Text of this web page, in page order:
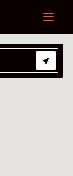
Menu